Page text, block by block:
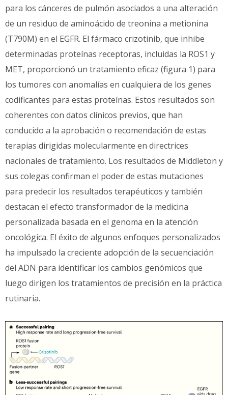
para los cánceres de pulmón asociados a una alteración
de un residuo de aminoácido de treonina a metionina
(T790M) en el EGFR. El fármaco crizotinib, que inhibe
determinadas proteínas receptoras, incluidas la ROS1 y
MET, proporcionó un tratamiento eficaz (figura 1) para
los tumores con anomalías en cualquiera de los genes
codificantes para estas proteínas. Estos resultados son
coherentes con datos clínicos previos, que han
conducido a la aprobación o recomendación de estas
terapias dirigidas molecularmente en directrices
nacionales de tratamiento. Los resultados de Middleton y
sus colegas confirman el poder de estas mutaciones
para predecir los resultados terapéuticos y también
destacan el efecto transformador de la medicina
personalizada basada en el genoma en la atención
oncológica. El éxito de algunos enfoques personalizados
ha impulsado la creciente adopción de la secuenciación
del ADN para identificar los cambios genómicos que
luego dirigen los tratamientos de precisión en la práctica
rutinaria.